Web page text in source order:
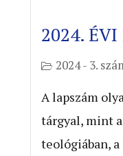
2024. ÉVI
2024 - 3.
A lapszám
tárgyal, mint
teológiában,